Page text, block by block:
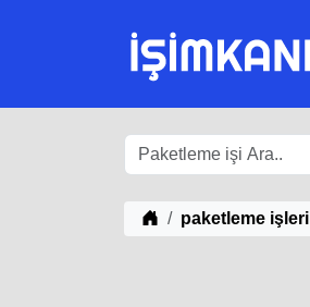
iş Fikirleri
paketleme işleri